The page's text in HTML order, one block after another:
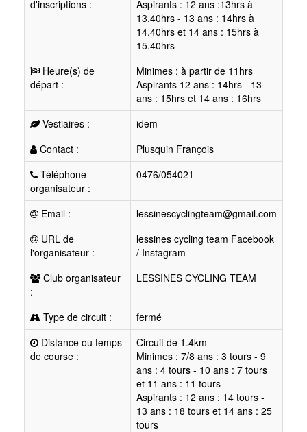
d'inscriptions :
Aspirants : 12 ans :13hrs à
13.40hrs - 13 ans : 14hrs à
14.40hrs et 14 ans : 15hrs à
15.40hrs
Heure(s) de
départ :
Minimes : à partir de 11hrs
Aspirants 12 ans : 14hrs - 13
ans : 15hrs et 14 ans : 16hrs
Vestiaires :
idem
Contact :
Plusquin François
Téléphone
organisateur :
0476/054021
Email :
lessinescyclingteam@gmail.com
URL de
l'organisateur :
lessines cycling team Facebook
/ Instagram
Club organisateur
:
LESSINES CYCLING TEAM
Type de circuit :
fermé
Distance ou temps
de course :
Circuit de 1.4km
Minimes : 7/8 ans : 3 tours - 9
ans : 4 tours - 10 ans : 7 tours
et 11 ans : 11 tours
Aspirants : 12 ans : 14 tours -
13 ans : 18 tours et 14 ans : 25
tours